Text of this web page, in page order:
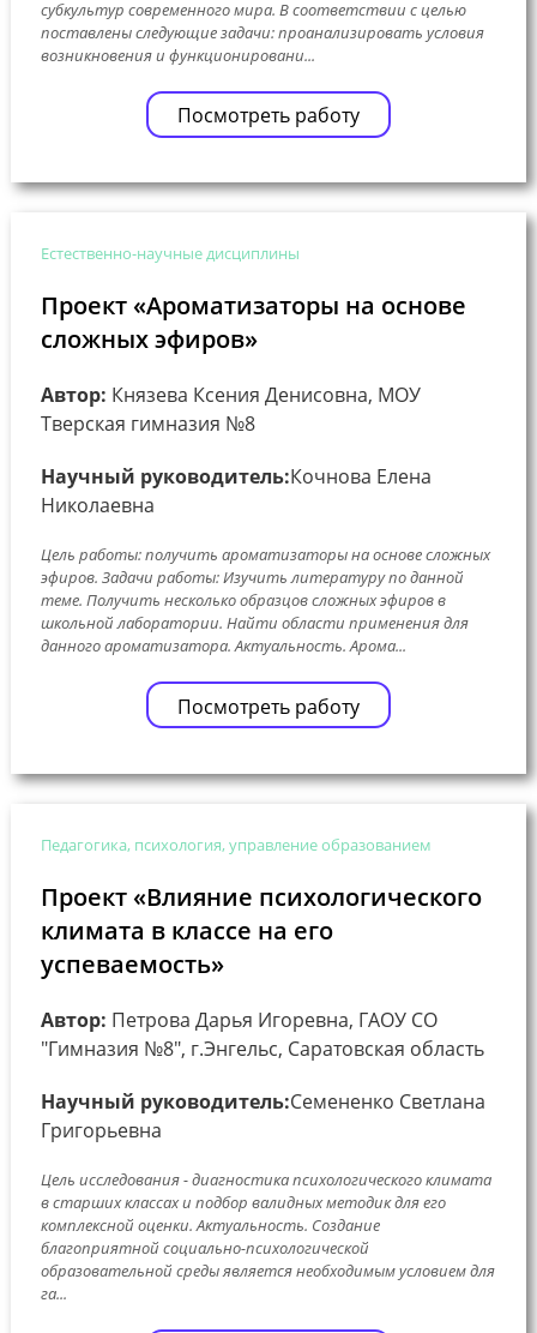
субкультур современного мира. В соответствии с целью
поставлены следующие задачи: проанализировать условия
возникновения и функционировани...
Посмотреть работу
Естественно-научные дисциплины
Проект «Ароматизаторы на основе
сложных эфиров»
Автор: Князева Ксения Денисовна, МОУ
Тверская гимназия №8
Научный руководитель:Кочнова Елена
Николаевна
Цель работы: получить ароматизаторы на основе сложных
эфиров. Задачи работы: Изучить литературу по данной
теме. Получить несколько образцов сложных эфиров в
школьной лаборатории. Найти области применения для
данного ароматизатора. Актуальность. Арома...
Посмотреть работу
Педагогика, психология, управление образованием
Проект «Влияние психологического
климата в классе на его
успеваемость»
Автор: Петрова Дарья Игоревна, ГАОУ СО
"Гимназия №8", г.Энгельс, Саратовская область
Научный руководитель:Семененко Светлана
Григорьевна
Цель исследования - диагностика психологического климата
в старших классах и подбор валидных методик для его
комплексной оценки. Актуальность. Создание
благоприятной социально-психологической
образовательной среды является необходимым условием для
га...